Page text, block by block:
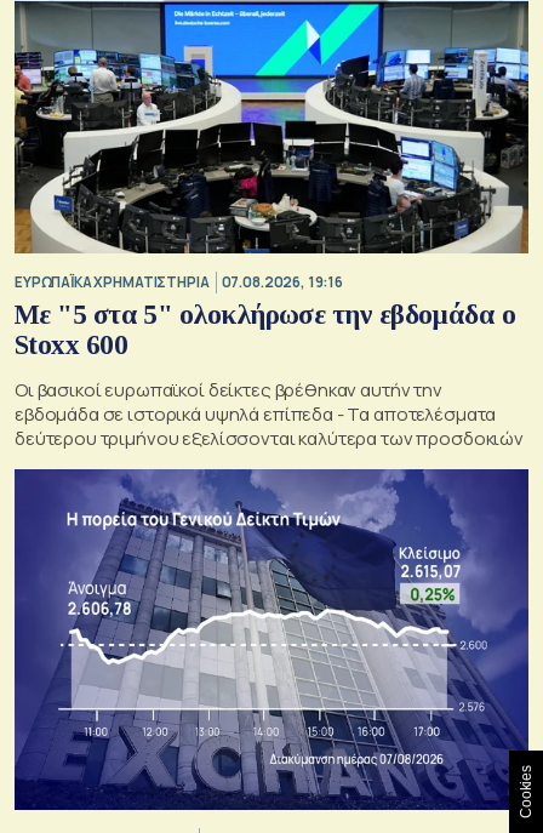
ΕΥΡΩΠΑΪΚΑ ΧΡΗΜΑΤΙΣΤΗΡΙΑ 07.08.2026, 19:16
Με "5 στα 5" ολοκλήρωσε την εβδομάδα ο
Stoxx 600
Οι βασικοί ευρωπαϊκοί δείκτες βρέθηκαν αυτήν την
εβδομάδα σε ιστορικά υψηλά επίπεδα - Τα αποτελέσματα
δεύτερου τριμήνου εξελίσσονται καλύτερα των προσδοκιών
Cookies